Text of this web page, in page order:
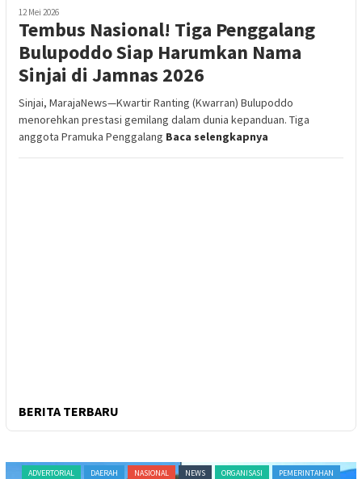
12 Mei 2026
Tembus Nasional! Tiga Penggalang
Bulupoddo Siap Harumkan Nama
Sinjai di Jamnas 2026
Sinjai, MarajaNews—Kwartir Ranting (Kwarran) Bulupoddo
menorehkan prestasi gemilang dalam dunia kepanduan. Tiga
anggota Pramuka Penggalang Baca selengkapnya
BERITA TERBARU
NASIONAL NEWS ORGANISASI
PEMERINTAHAN
ADVERTORIAL DAERAH